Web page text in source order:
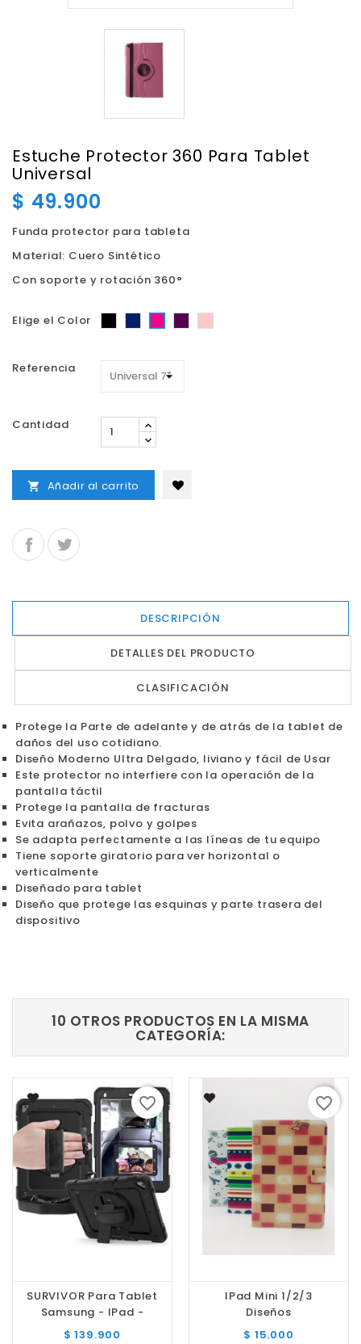
Estuche Protector 360 Para Tablet
Universal
$ 49.900
Funda protector para tableta
Material: Cuero Sintético
Con soporte y rotación 360°
Elige el Color NegroAzulFucsiaMorado
Oro
Rosa
Referencia
Cantidad
 Añadir al carrito
DESCRIPCIÓN
DETALLES DEL PRODUCTO
CLASIFICACIÓN
Protege la Parte de adelante y de atrás de la tablet de
daños del uso cotidiano.
Diseño Moderno Ultra Delgado, liviano y fácil de Usar
Este protector no interfiere con la operación de la
pantalla táctil
Protege la pantalla de fracturas
Evita arañazos, polvo y golpes
Se adapta perfectamente a las líneas de tu equipo
Tiene soporte giratorio para ver horizontal o
verticalmente
Diseñado para tablet
Diseño que protege las esquinas y parte trasera del
dispositivo
10 OTROS PRODUCTOS EN LA MISMA
CATEGORÍA:
favorite_border
SURVIVOR Para Tablet
Samsung - IPad -
Lenovo - Huawei
Precio
$ 139.900
favorite_border
IPad Mini 1/2/3
Diseños
Precio
$ 15.000